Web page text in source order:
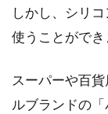
しかし、シリ
使うことができ
スーパーや百
ルブランドの「